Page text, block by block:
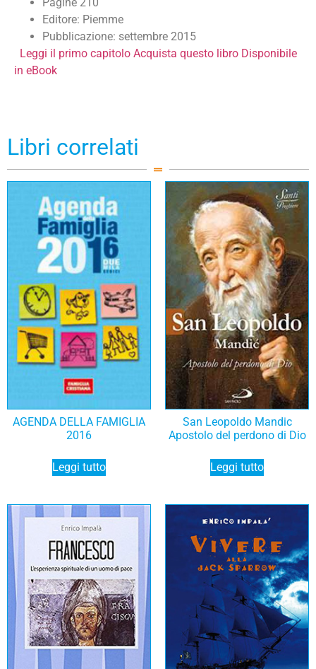
Editore: Piemme
Pubblicazione: settembre 2015
Leggi il primo capitolo Acquista questo libro Disponibile
in eBook
Libri correlati
AGENDA DELLA FAMIGLIA
2016
Leggi tutto
San Leopoldo Mandic
Apostolo del perdono di Dio
Leggi tutto